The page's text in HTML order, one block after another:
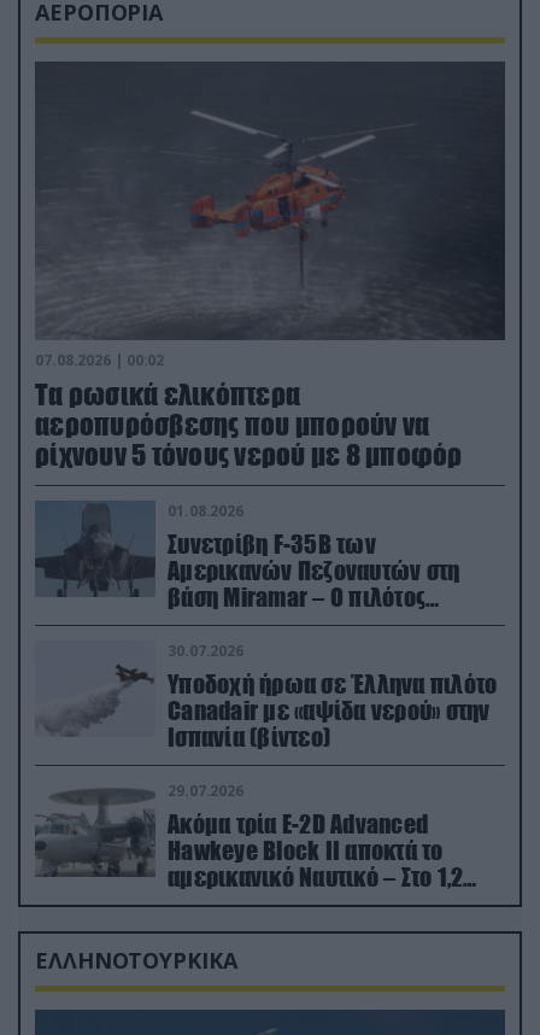
ΑΕΡΟΠΟΡΙΑ
07.08.2026 | 00:02
Τα ρωσικά ελικόπτερα
αεροπυρόσβεσης που μπορούν να
ρίχνουν 5 τόνους νερού με 8 μποφόρ
01.08.2026
Συνετρίβη F-35B των
Αμερικανών Πεζοναυτών στη
βάση Miramar – Ο πιλότος
εκτινάχθηκε εγκαίρως
30.07.2026
Υποδοχή ήρωα σε Έλληνα πιλότο
Canadair με «αψίδα νερού» στην
Ισπανία (βίντεο)
29.07.2026
Ακόμα τρία E-2D Advanced
Hawkeye Block II αποκτά το
αμερικανικό Ναυτικό – Στο 1,2
δισ.δολάρια το κόστος
ΕΛΛΗΝΟΤΟΥΡΚΙΚΑ